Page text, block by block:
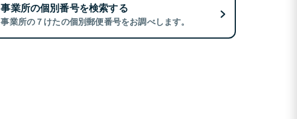
事業所の個別番号を検索する
事業所の７けたの個別郵便番号をお調べします。